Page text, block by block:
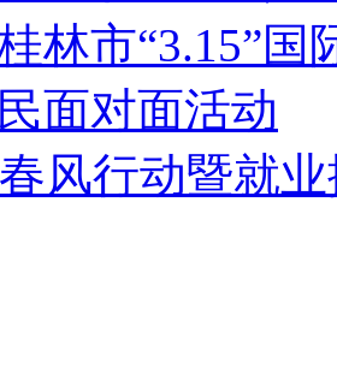
林市“3.15”
面对面活动
风行动暨就